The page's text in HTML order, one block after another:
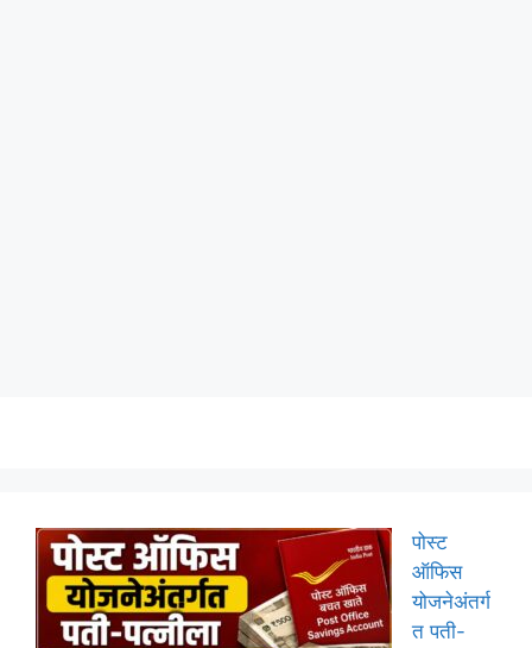
पोस्ट
ऑफिस
योजनेअंतर्ग
त पती-